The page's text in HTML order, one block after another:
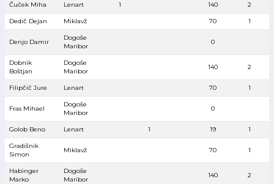
Čuček Miha Lenart 1 140 2
Dedič Dejan Miklavž 70 1
Denjo Damir
Dogoše
Maribor
0
Dobnik
Boštjan
Dogoše
Maribor
140 2
Filipčič Jure Lenart 70 1
Fras Mihael
Dogoše
Maribor
0
Golob Beno Lenart 1 19 1
Gradišnik
Simon
Miklavž 70 1
Habinger
Marko
Dogoše
Maribor
140 2